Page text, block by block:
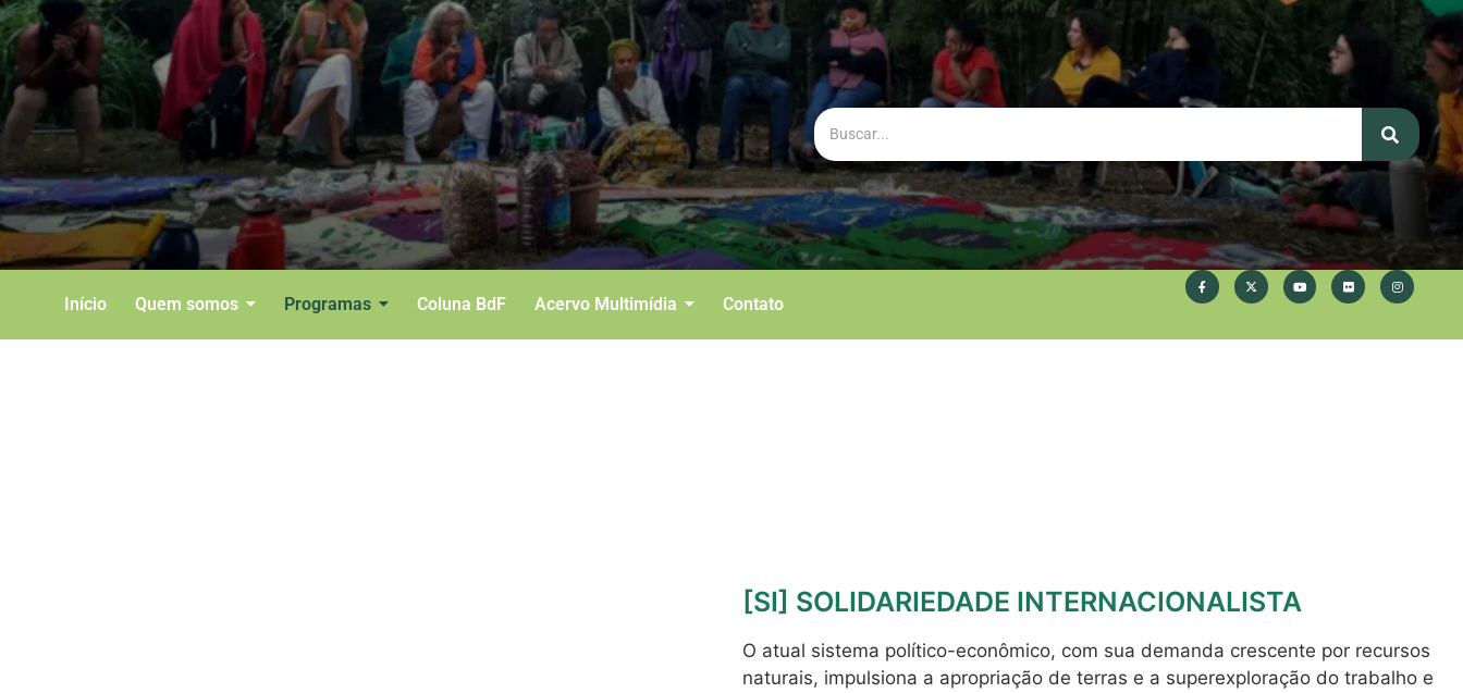
Início Quem somos Programas Coluna BdF Acervo Multimídia Contato
[SI] SOLIDARIEDADE INTERNACIONALISTA
O atual sistema político-econômico, com sua demanda crescente por recursos
naturais, impulsiona a apropriação de terras e a superexploração do trabalho e